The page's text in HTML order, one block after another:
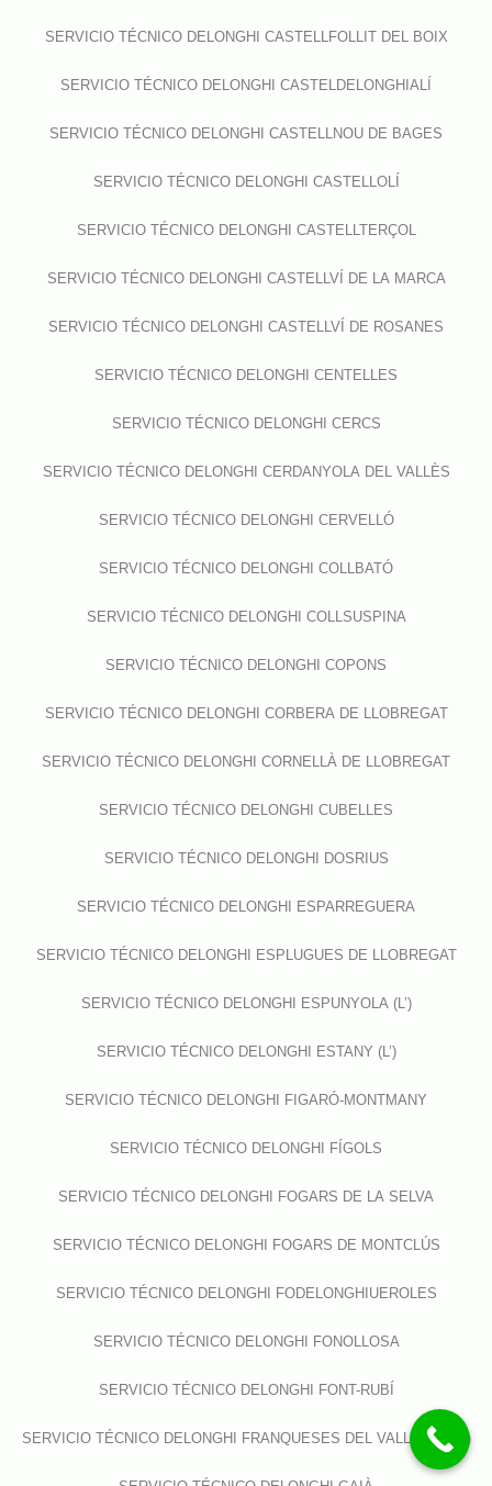
SERVICIO TÉCNICO DELONGHI CASTELLFOLLIT DEL BOIX
SERVICIO TÉCNICO DELONGHI CASTELDELONGHIALÍ
SERVICIO TÉCNICO DELONGHI CASTELLNOU DE BAGES
SERVICIO TÉCNICO DELONGHI CASTELLOLÍ
SERVICIO TÉCNICO DELONGHI CASTELLTERÇOL
SERVICIO TÉCNICO DELONGHI CASTELLVÍ DE LA MARCA
SERVICIO TÉCNICO DELONGHI CASTELLVÍ DE ROSANES
SERVICIO TÉCNICO DELONGHI CENTELLES
SERVICIO TÉCNICO DELONGHI CERCS
SERVICIO TÉCNICO DELONGHI CERDANYOLA DEL VALLÈS
SERVICIO TÉCNICO DELONGHI CERVELLÓ
SERVICIO TÉCNICO DELONGHI COLLBATÓ
SERVICIO TÉCNICO DELONGHI COLLSUSPINA
SERVICIO TÉCNICO DELONGHI COPONS
SERVICIO TÉCNICO DELONGHI CORBERA DE LLOBREGAT
SERVICIO TÉCNICO DELONGHI CORNELLÀ DE LLOBREGAT
SERVICIO TÉCNICO DELONGHI CUBELLES
SERVICIO TÉCNICO DELONGHI DOSRIUS
SERVICIO TÉCNICO DELONGHI ESPARREGUERA
SERVICIO TÉCNICO DELONGHI ESPLUGUES DE LLOBREGAT
SERVICIO TÉCNICO DELONGHI ESPUNYOLA (L’)
SERVICIO TÉCNICO DELONGHI ESTANY (L’)
SERVICIO TÉCNICO DELONGHI FIGARÓ-MONTMANY
SERVICIO TÉCNICO DELONGHI FÍGOLS
SERVICIO TÉCNICO DELONGHI FOGARS DE LA SELVA
SERVICIO TÉCNICO DELONGHI FOGARS DE MONTCLÚS
SERVICIO TÉCNICO DELONGHI FODELONGHIUEROLES
SERVICIO TÉCNICO DELONGHI FONOLLOSA
SERVICIO TÉCNICO DELONGHI FONT-RUBÍ
SERVICIO TÉCNICO DELONGHI FRANQUESES DEL VALLÈS (LES)